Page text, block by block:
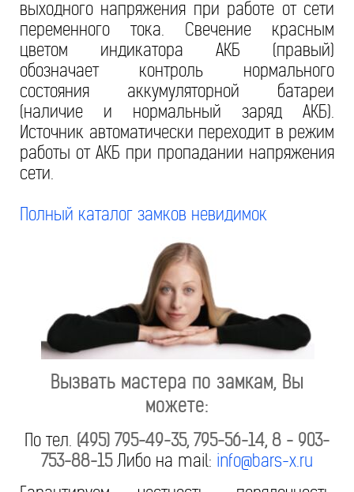
выходного напряжения при работе от сети
переменного тока. Свечение красным
цветом индикатора АКБ (правый)
обозначает контроль нормального
состояния аккумуляторной батареи
(наличие и нормальный заряд АКБ).
Источник автоматически переходит в режим
работы от АКБ при пропадании напряжения
сети.
Полный каталог замков невидимок
Вызвать мастера по замкам, Вы
можете:
По тел. (495) 795-49-35, 795-56-14, 8 - 903-
753-88-15Либо на mail: info@bars-x.ru